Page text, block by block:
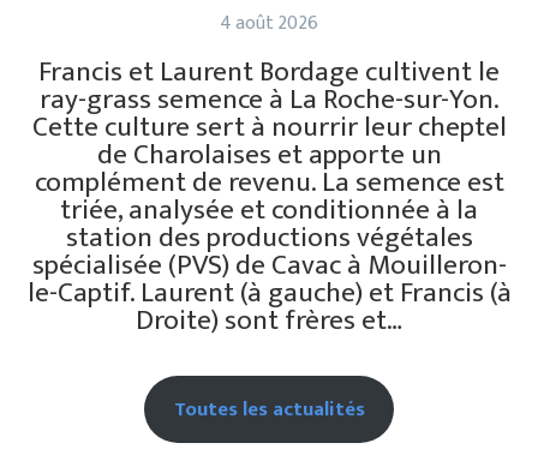
4 août 2026
Francis et Laurent Bordage cultivent le
ray-grass semence à La Roche-sur-Yon.
Cette culture sert à nourrir leur cheptel
de Charolaises et apporte un
complément de revenu. La semence est
triée, analysée et conditionnée à la
station des productions végétales
spécialisée (PVS) de Cavac à Mouilleron-
le-Captif. Laurent (à gauche) et Francis (à
Droite) sont frères et…
Toutes les actualités